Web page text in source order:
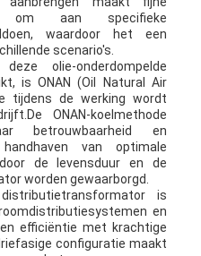
om aan specifieke
waardoor het een
scenario's.
olie-onderdompelde
is ONAN (Oil Natural Air
tijdens de werking wordt
ONAN-koelmethode
betrouwbaarheid en
van optimale
de levensduur en de
worden gewaarborgd.
is
en
efficiëntie met krachtige
configuratie maakt